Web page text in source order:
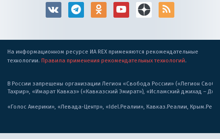
На информационном ресурсе ИА REX применяются рекомендательные
технологии. Правила применения рекомендательных технологий.
В России запрещены организации Легион «Свобода России» («Легион
Тахрир», «Имарат Кавказ» («Кавказский Эмират»), «Исламский джихад –
«Голос Америки», «Левада-Центр», «Idel.Реалии», Кавказ.Реалии,